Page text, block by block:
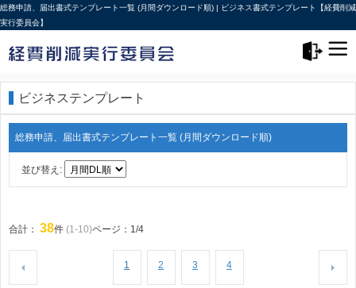
総務申請、届出書式テンプレート一覧 (月間ダウンロード順) | ビジネス書式テンプレート【経費削減
実行委員会】
ビジネステンプレート
総務申請、届出書式テンプレート一覧 (月間ダウンロード順)
並び替え:
合計： 38件 (1-10)ページ：1/4
1 2 3 4